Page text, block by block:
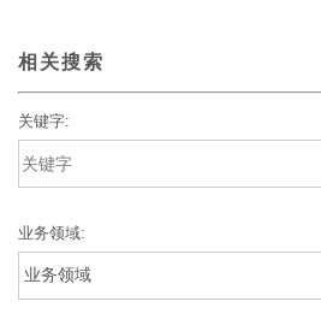
相关搜索
关键字:
业务领域: